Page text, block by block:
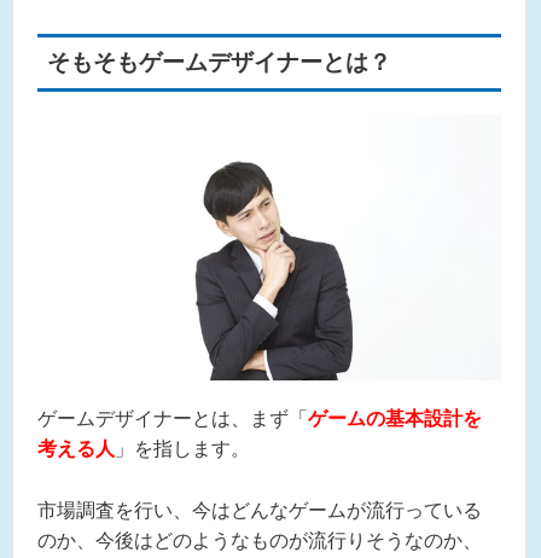
さいね！体験説明会のurlはこちら。
そもそもゲームデザイナーとは？
ゲームデザイナーとは、まず「 ゲームの基本設計を
考える人 」を指します。
市場調査を行い、今はどんなゲームが流行っている
のか、今後はどのようなものが流行りそうなのか、